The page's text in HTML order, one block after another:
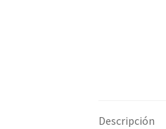
Descripción